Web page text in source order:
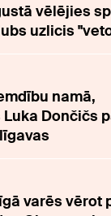
vēlējies
uzlicis
namā,
Dončičs
varēs vērot